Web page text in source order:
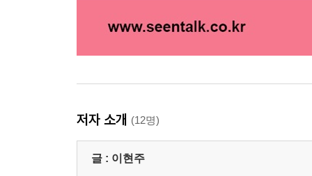
저자 소개 (12명)
글 : 이현주